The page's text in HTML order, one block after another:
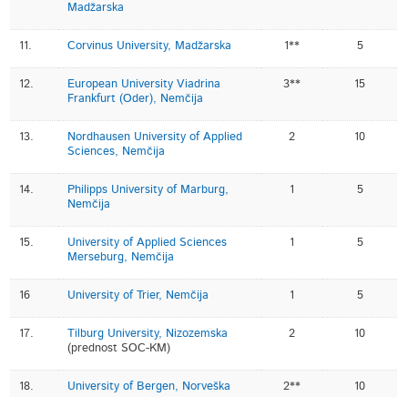
Madžarska
11. Corvinus University, Madžarska 1** 5
12.
European University Viadrina
Frankfurt (Oder), Nemčija
3** 15
13.
Nordhausen University of Applied
Sciences, Nemčija
2 10
14.
Philipps University of Marburg,
Nemčija
1 5
15.
University of Applied Sciences
Merseburg, Nemčija
1 5
16 University of Trier, Nemčija 1 5
17.
Tilburg University, Nizozemska
(prednost SOC-KM)
2 10
18. University of Bergen, Norveška 2** 10